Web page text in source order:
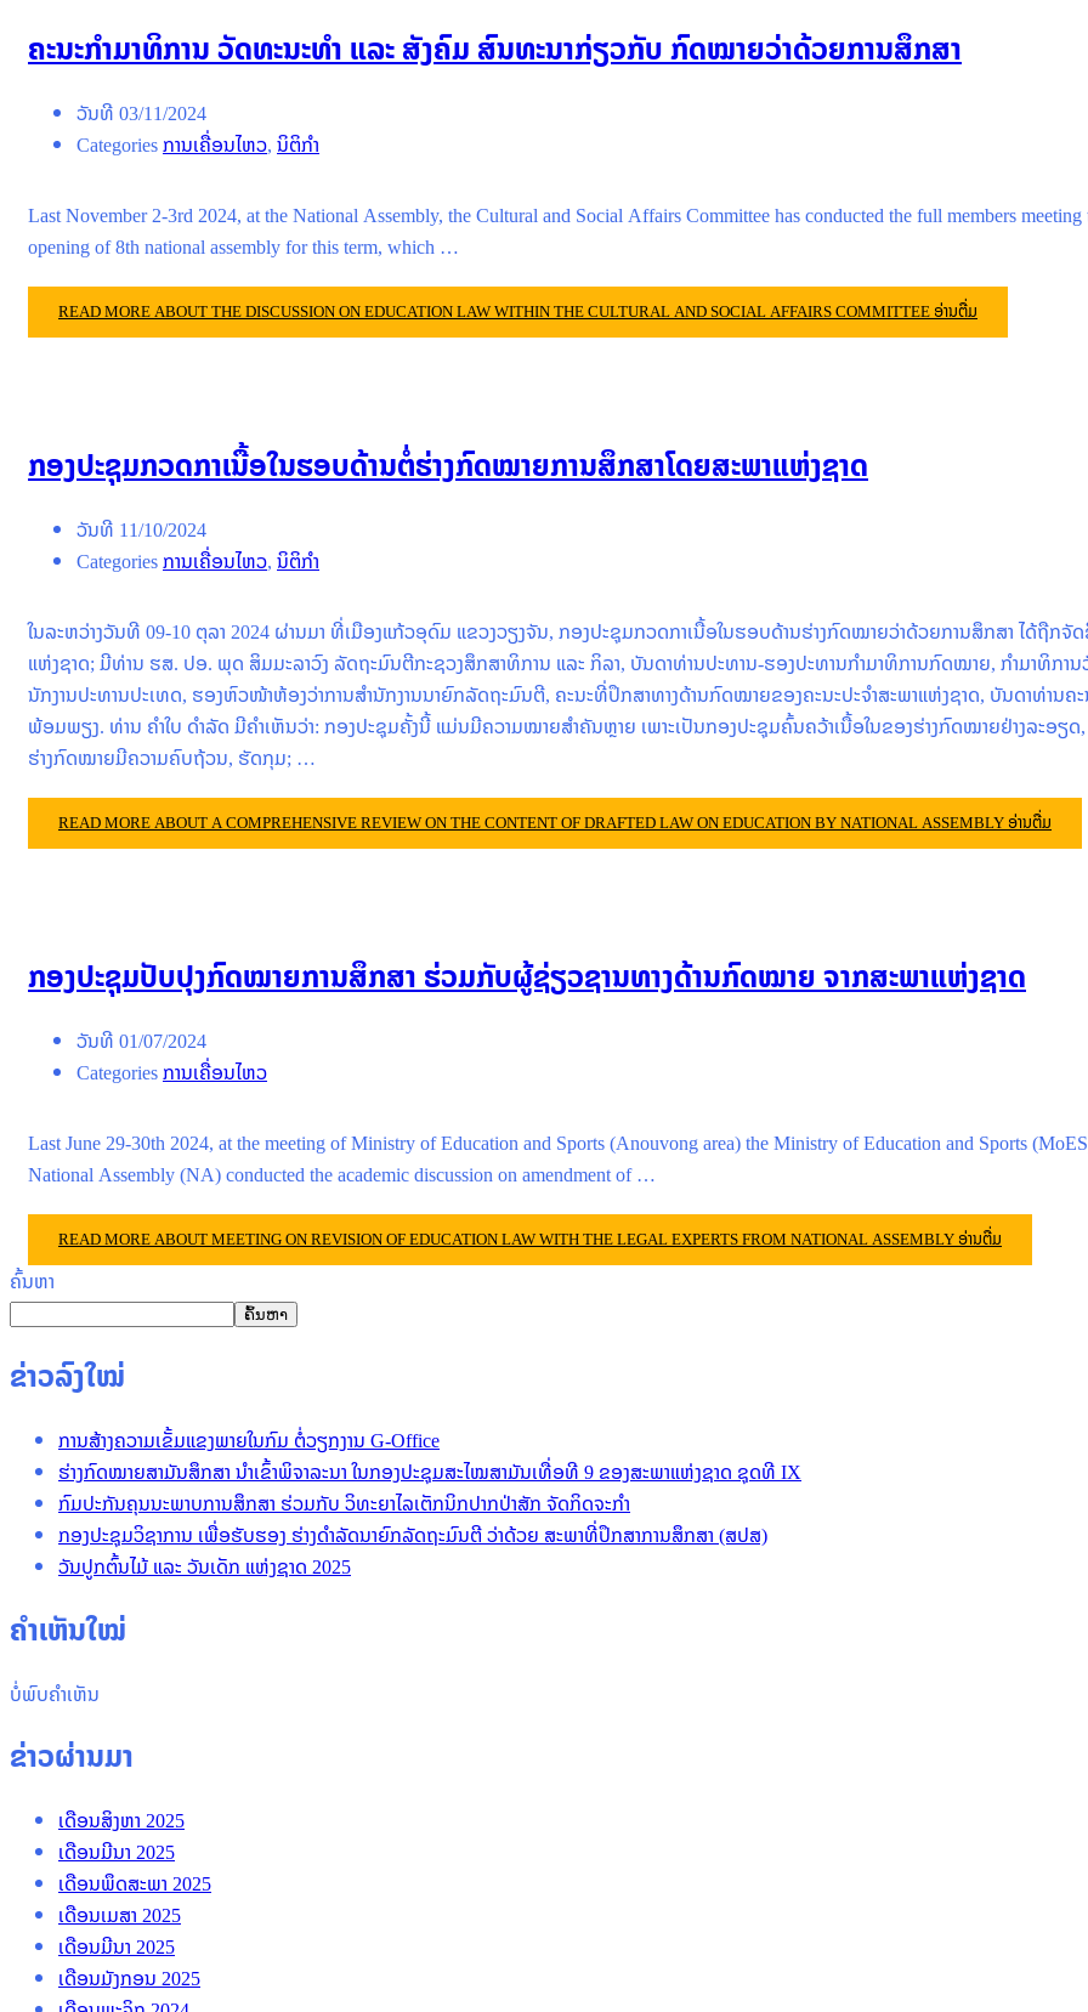
ຄະນະກໍາມາທິການ ວັດທະນະທໍາ ແລະ ສັງຄົມ ສົນທະນາກ່ຽວກັບ ກົດໝາຍວ່າດ້ວຍການສຶກສາ
ວັນທີ03/11/2024
Categoriesການເຄື່ອນໄຫວ,ນິຕິກໍາ
Last November 2-3rd 2024, at the National Assembly, the Cultural and Social Affairs Committee has conducted the full members
opening of 8th national assembly for this term, which …
READ MORE ABOUT THE DISCUSSION ON EDUCATION LAW WITHIN THE CULTURAL AND SOCIAL AFFAIRS COMMITTEEອ່ານຕື່ມ
ກອງປະຊຸມກວດກາເນື້ອໃນຮອບດ້ານຕໍ່ຮ່າງກົດໝາຍການສຶກສາໂດຍສະພາແຫ່ງຊາດ
ວັນທີ 11/10/2024
Categoriesການເຄື່ອນໄຫວ,ນິຕິກໍາ
ໃນລະຫວ່າງວັນທີ 09-10 ຕຸລາ 2024 ຜ່ານມາ ທີ່ເມືອງແກ້ວອຸດົມ ແຂວງວຽງຈັນ, ກອງປະຊຸມກວດກາເນື້ອໃນຮອບດ້ານຮ່າງກົດໝາຍວ່າດ້ວຍການສຶກສາ ໄດ້ຖືກຈັ
ແຫ່ງຊາດ; ມີທ່ານ ຮສ. ປອ. ພຸດ ສິມມະລາວົງ ລັດຖະມົນຕີກະຊວງສຶກສາທິການ ແລະ ກິລາ, ບັນດາທ່ານປະທານ-ຮອງປະທານກໍາມາທິການກົດໝາຍ, ກໍາມາທິກ
ນັກງານປະທານປະເທດ, ຮອງຫົວໜ້າຫ້ອງວ່າການສຳນັກງານນາຍົກລັດຖະມົນຕີ, ຄະນະທີ່ປຶກສາທາງດ້ານກົດໝາຍຂອງຄະນະປະຈໍາສະພາແຫ່ງຊາດ, ບັນດາທ່ານ
ພ້ອມພຽງ. ທ່ານ ຄໍາໃບ ດໍາລັດ ມີຄໍາເຫັນວ່າ: ກອງປະຊຸມຄັ້ງນີ້ ແມ່ນມີຄວາມໝາຍສໍາຄັນຫຼາຍ ເພາະເປັນກອງປະຊຸມຄົ້ນຄວ້າເນື້ອໃນຂອງຮ່າງກົດໝາຍຢ່າງລະອ
ຮ່າງກົດໝາຍມີຄວາມຄົບຖ້ວນ, ຮັດກຸມ; …
READ MORE ABOUT A COMPREHENSIVE REVIEW ON THE CONTENT OF DRAFTED LAW ON EDUCATION BY NATIONAL ASSEMBLYອ່ານຕື່ມ
ກອງປະຊຸມປັບປຸງກົດໝາຍການສຶກສາ ຮ່ວມກັບຜູ້ຊ່ຽວຊານທາງດ້ານກົດໝາຍ ຈາກສະພາແຫ່ງຊາດ
ວັນທີ01/07/2024
Categoriesການເຄື່ອນໄຫວ
Last June 29-30th 2024, at the meeting of Ministry of Education and Sports (Anouvong area) the Ministry of Education and Sports
National Assembly (NA) conducted the academic discussion on amendment of …
READ MORE ABOUT MEETING ON REVISION OF EDUCATION LAW WITH THE LEGAL EXPERTS FROM NATIONAL ASSEMBLYອ່ານຕື່ມ
ຄົ້ນຫາ
ຄົ້ນຫາ
ຂ່າວລົງໃໝ່
ການສ້າງຄວາມເຂັ້ມແຂງພາຍໃນກົມ ຕໍ່ວຽກງານ G-Office
ຮ່າງກົດໝາຍສາມັນສຶກສາ ນໍາເຂົ້າພິຈາລະນາ ໃນກອງປະຊຸມສະໄໝສາມັນເທື່ອທີ 9 ຂອງສະພາແຫ່ງຊາດ ຊຸດທີ IX
ກົມປະກັນຄຸນນະພາບການສຶກສາ ຮ່ວມກັບ ວິທະຍາໄລເຕັກນິກປາກປ່າສັກ ຈັດກິດຈະກໍາ
ກອງປະຊຸມວິຊາການ ເພື່ອຮັບຮອງ ຮ່າງດໍາລັດນາຍົກລັດຖະມົນຕີ ວ່າດ້ວຍ ສະພາທີ່ປຶກສາການສຶກສາ (ສປສ)
ວັນປູກຕົ້ນໄມ້ ແລະ ວັນເດັກ ແຫ່ງຊາດ 2025
ຄໍາເຫັນໃໝ່
ບໍ່ພົບຄໍາເຫັນ
ຂ່າວຜ່ານມາ
ເດືອນສິງຫາ 2025
ເດືອນມີນາ 2025
ເດືອນພຶດສະພາ 2025
ເດືອນເມສາ 2025
ເດືອນມີນາ 2025
ເດືອນມັງກອນ 2025